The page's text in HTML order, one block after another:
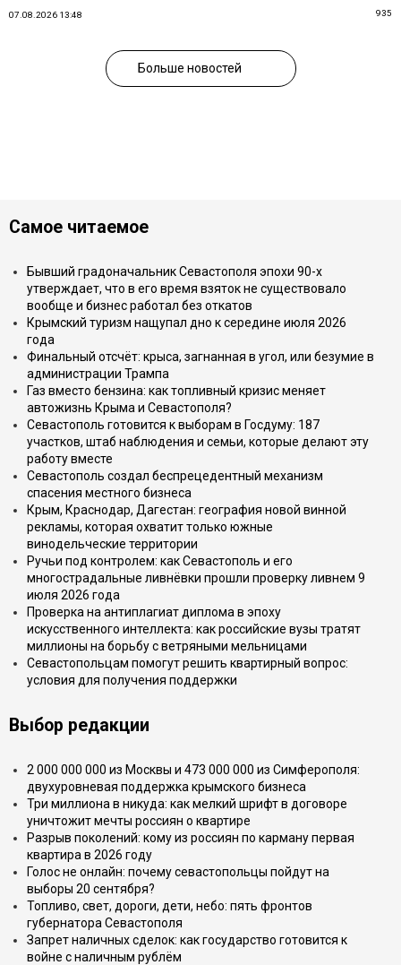
07.08.2026 13:48 935
Больше новостей
Самое читаемое
Бывший градоначальник Севастополя эпохи 90-х
утверждает, что в его время взяток не существовало
вообще и бизнес работал без откатов
Крымский туризм нащупал дно к середине июля 2026
года
Финальный отсчёт: крыса, загнанная в угол, или безумие в
администрации Трампа
Газ вместо бензина: как топливный кризис меняет
автожизнь Крыма и Севастополя?
Севастополь готовится к выборам в Госдуму: 187
участков, штаб наблюдения и семьи, которые делают эту
работу вместе
Севастополь создал беспрецедентный механизм
спасения местного бизнеса
Крым, Краснодар, Дагестан: география новой винной
рекламы, которая охватит только южные
винодельческие территории
Ручьи под контролем: как Севастополь и его
многострадальные ливнёвки прошли проверку ливнем 9
июля 2026 года
Проверка на антиплагиат диплома в эпоху
искусственного интеллекта: как российские вузы тратят
миллионы на борьбу с ветряными мельницами
Севастопольцам помогут решить квартирный вопрос:
условия для получения поддержки
Выбор редакции
2 000 000 000 из Москвы и 473 000 000 из Симферополя:
двухуровневая поддержка крымского бизнеса
Три миллиона в никуда: как мелкий шрифт в договоре
уничтожит мечты россиян о квартире
Разрыв поколений: кому из россиян по карману первая
квартира в 2026 году
Голос не онлайн: почему севастопольцы пойдут на
выборы 20 сентября?
Топливо, свет, дороги, дети, небо: пять фронтов
губернатора Севастополя
Запрет наличных сделок: как государство готовится к
войне с наличным рублём